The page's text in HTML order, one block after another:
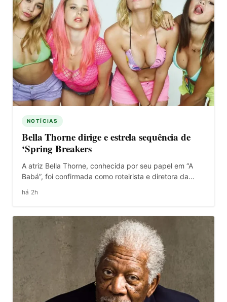
NOTÍCIAS
Bella Thorne dirige e estrela sequência de
‘Spring Breakers
A atriz Bella Thorne, conhecida por seu papel em “A
Babá”, foi confirmada como roteirista e diretora da…
há 2h